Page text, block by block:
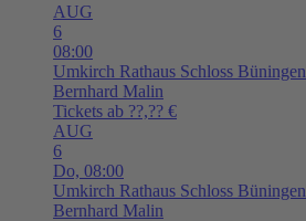
AUG
6
08:00
Umkirch Rathaus Schloss Büningen
Bernhard Malin
Tickets ab ??,?? €
AUG
6
Do, 08:00
Umkirch Rathaus Schloss Büningen
Bernhard Malin